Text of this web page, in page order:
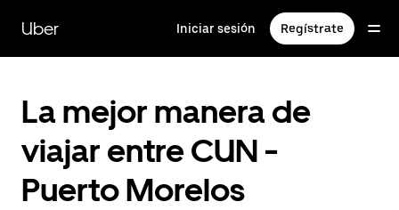
contenido
principal
Uber Iniciar sesión Regístrate
La mejor manera de
viajar entre CUN -
Puerto Morelos